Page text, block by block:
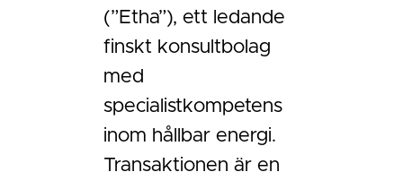
(”Etha”), ett ledande
finskt konsultbolag
med
specialistkompetens
inom hållbar energi.
Transaktionen är en